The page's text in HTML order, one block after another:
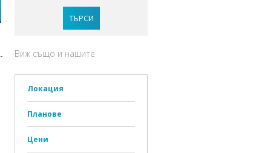
ТЪРСИ
Виж също и нашите
Локация
Планове
Цени